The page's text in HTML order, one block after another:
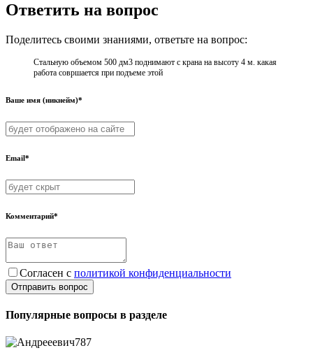
Ответить на вопрос
Поделитесь своими знаниями, ответьте на вопрос:
Стальную объемом 500 дм3 поднимают с крана на высоту 4 м. какая
работа совршается при подъеме этой
Ваше имя (никнейм)*
Email*
Комментарий*
Согласен с политикой конфиденциальности
Отправить вопрос
Популярные вопросы в разделе